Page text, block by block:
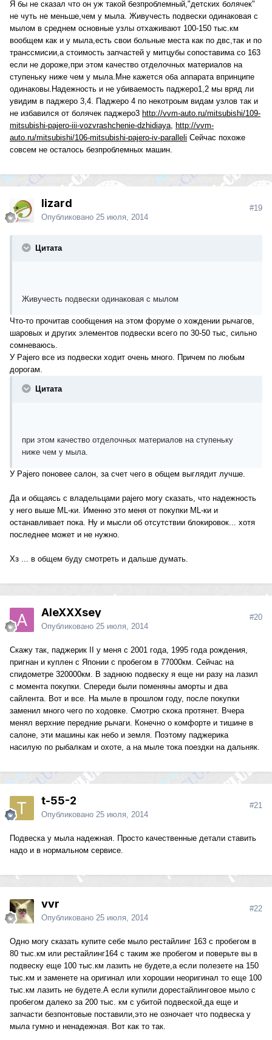
Я бы не сказал что он уж такой безпроблемный,"детских болячек"
не чуть не меньше,чем у мыла. Живучесть подвески одинаковая с
мылом в среднем основные узлы отхаживают 100-150 тыс.км
вообщем как и у мыла,есть свои больные места как по двс,так и по
транссмисии,а стоимость запчастей у митцубы сопоставима со 163
если не дороже,при этом качество отделочных материалов на
ступеньку ниже чем у мыла.Мне кажется оба аппарата впринципе
одинаковы.Надежность и не убиваемость паджеро1,2 мы вряд ли
увидим в паджеро 3,4. Паджеро 4 по некотроым видам узлов так и
не избавился от болячек паджеро3 http://vvm-auto.ru/mitsubishi/109-
mitsubishi-pajero-iii-vozvrashchenie-dzhidiaya, http://vvm-
auto.ru/mitsubishi/106-mitsubishi-pajero-iv-paralleli Сейчас похоже
совсем не осталось безпроблемных машин.
lizard
Опубликовано 25 июля, 2014
#19
Цитата
Живучесть подвески одинаковая с мылом
Что-то прочитав сообщения на этом форуме о хождении рычагов,
шаровых и других элементов подвески всего по 30-50 тыс, сильно
сомневаюсь.
У Pajero все из подвески ходит очень много. Причем по любым
дорогам.
Цитата
при этом качество отделочных материалов на ступеньку
ниже чем у мыла.
У Pajero поновее салон, за счет чего в общем выглядит лучше.
Да и общаясь с владельцами pajero могу сказать, что надежность
у него выше ML-ки. Именно это меня от покупки ML-ки и
останавливает пока. Ну и мысли об отсутствии блокировок... хотя
последнее может и не нужно.
Хз ... в общем буду смотреть и дальше думать.
AleXXXsey
Опубликовано 25 июля, 2014
#20
Скажу так, паджерик II у меня с 2001 года, 1995 года рождения,
пригнан и куплен с Японии с пробегом в 77000км. Сейчас на
спидометре 320000км. В заднюю подвеску я еще ни разу на лазил
с момента покупки. Спереди были поменяны аморты и два
сайлента. Вот и все. На мыле в прошлом году, после покупки
заменил много чего по ходовке. Смотрю скока протянет. Вчера
менял верхние передние рычаги. Конечно о комфорте и тишине в
салоне, эти машины как небо и земля. Поэтому паджерика
насилую по рыбалкам и охоте, а на мыле тока поездки на дальняк.
t-55-2
Опубликовано 25 июля, 2014
#21
Подвеска у мыла надежная. Просто качественные детали ставить
надо и в нормальном сервисе.
vvr
Опубликовано 25 июля, 2014
#22
Одно могу сказать купите себе мыло рестайлинг 163 с пробегом в
80 тыс.км или рестайлинг164 с таким же пробегом и поверьте вы в
подвеску еще 100 тыс.км лазить не будете,а если полезете на 150
тыс.км и заменете на оригинал или хорошии неоригинал то еще 100
тыс.км лазить не будете.А если купили дорестайлинговое мыло с
пробегом далеко за 200 тыс. км с убитой подвеской,да еще и
запчасти безпонтовые поставили,это не озночает что подвеска у
мыла гумно и ненадежная. Вот как то так.